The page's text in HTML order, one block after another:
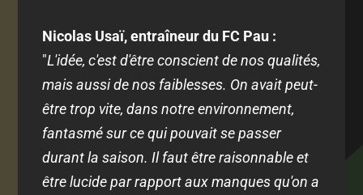
Nicolas Usaï, entraîneur du FC Pau :
"L'idée, c'est d'être conscient de nos qualités,
mais aussi de nos faiblesses. On avait peut-
être trop vite, dans notre environnement,
fantasmé sur ce qui pouvait se passer
durant la saison. Il faut être raisonnable et
être lucide par rapport aux manques qu'on a